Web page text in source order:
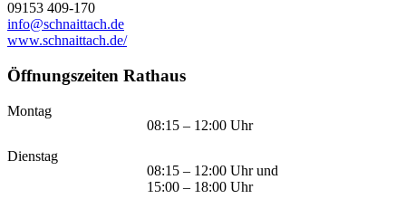
09153 409-170
info@schnaittach.de
www.schnaittach.de/
Öffnungszeiten Rathaus
Montag
08:15 – 12:00 Uhr
Dienstag
08:15 – 12:00 Uhr und
15:00 – 18:00 Uhr